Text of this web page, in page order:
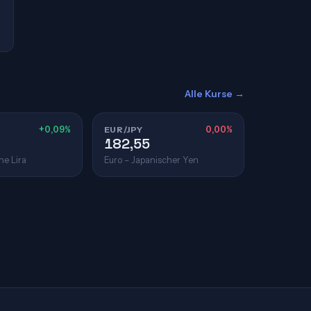
Alle Kurse →
+0,09%
Lira
EUR/JPY 0,00%
182,55
Euro – Japanischer Yen